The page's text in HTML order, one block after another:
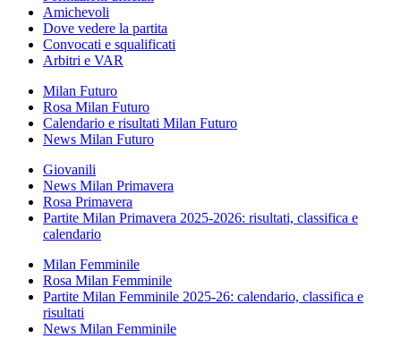
Amichevoli
Dove vedere la partita
Convocati e squalificati
Arbitri e VAR
Milan Futuro
Rosa Milan Futuro
Calendario e risultati Milan Futuro
News Milan Futuro
Giovanili
News Milan Primavera
Rosa Primavera
Partite Milan Primavera 2025-2026: risultati, classifica e
calendario
Milan Femminile
Rosa Milan Femminile
Partite Milan Femminile 2025-26: calendario, classifica e
risultati
News Milan Femminile